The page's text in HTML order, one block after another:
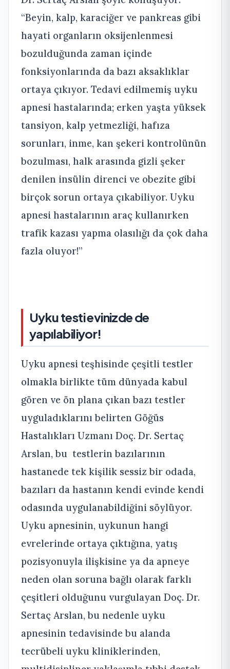
“Beyin, kalp, karaciğer ve pankreas gibi
hayati organların oksijenlenmesi
bozulduğunda zaman içinde
fonksiyonlarında da bazı aksaklıklar
ortaya çıkıyor. Tedavi edilmemiş uyku
apnesi hastalarında; erken yaşta yüksek
tansiyon, kalp yetmezliği, hafıza
sorunları, inme, kan şekeri kontrolünün
bozulması, halk arasında gizli şeker
denilen insülin direnci ve obezite gibi
birçok sorun ortaya çıkabiliyor. Uyku
apnesi hastalarının araç kullanırken
trafik kazası yapma olasılığı da çok daha
fazla oluyor!”
Uyku testi evinizde de
yapılabiliyor!
Uyku apnesi teşhisinde çeşitli testler
olmakla birlikte tüm dünyada kabul
gören ve ön plana çıkan bazı testler
uyguladıklarını belirten Göğüs
Hastalıkları Uzmanı Doç. Dr. Sertaç
Arslan, bu testlerin bazılarının
hastanede tek kişilik sessiz bir odada,
bazıları da hastanın kendi evinde kendi
odasında uygulanabildiğini söylüyor.
Uyku apnesinin, uykunun hangi
evrelerinde ortaya çıktığına, yatış
pozisyonuyla ilişkisine ya da apneye
neden olan soruna bağlı olarak farklı
çeşitleri olduğunu vurgulayan Doç. Dr.
Sertaç Arslan, bu nedenle uyku
apnesinin tedavisinde bu alanda
tecrübeli uyku kliniklerinden,